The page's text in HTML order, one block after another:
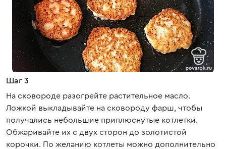
Шаг 3
На сковороде разогрейте растительное масло.
Ложкой выкладывайте на сковороду фарш, чтобы
получались небольшие приплюснутые котлетки.
Обжаривайте их с двух сторон до золотистой
корочки. По желанию котлеты можно дополнительно